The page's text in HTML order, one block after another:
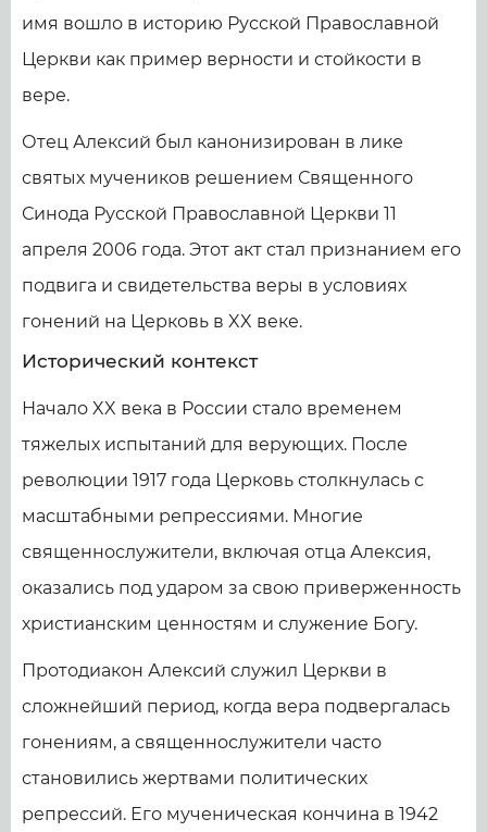
имя вошло в историю Русской Православной
Церкви как пример верности и стойкости в
вере.
Отец Алексий был канонизирован в лике
святых мучеников решением Священного
Синода Русской Православной Церкви 11
апреля 2006 года. Этот акт стал признанием его
подвига и свидетельства веры в условиях
гонений на Церковь в XX веке.
Исторический контекст
Начало XX века в России стало временем
тяжелых испытаний для верующих. После
революции 1917 года Церковь столкнулась с
масштабными репрессиями. Многие
священнослужители, включая отца Алексия,
оказались под ударом за свою приверженность
христианским ценностям и служение Богу.
Протодиакон Алексий служил Церкви в
сложнейший период, когда вера подвергалась
гонениям, а священнослужители часто
становились жертвами политических
репрессий. Его мученическая кончина в 1942